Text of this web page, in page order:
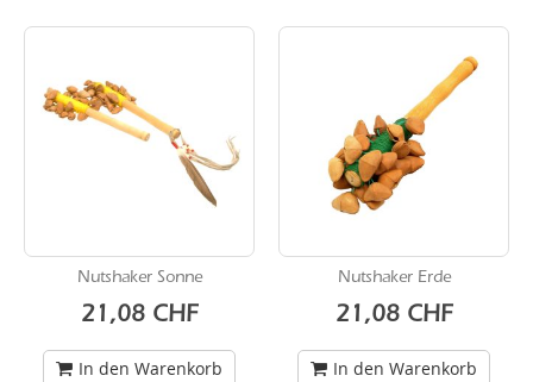
Nutshaker Sonne
21,08 CHF
In den Warenkorb
Nutshaker Erde
21,08 CHF
In den Warenkorb